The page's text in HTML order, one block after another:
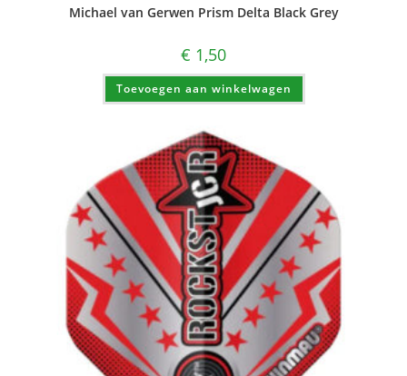
Michael van Gerwen Prism Delta Black Grey
€ 1,50
Toevoegen aan winkelwagen